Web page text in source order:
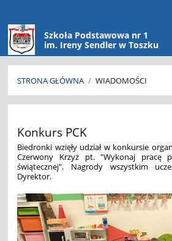
Szkoła Podstawowa nr 1
im. Ireny Sendler w Toszku
STRONA GŁÓWNA / WIADOMOŚCI
Konkurs PCK
Biedronki wzięły udział w konkursie
Czerwony Krzyż pt. "Wykonaj pracę
świątecznej". Nagrody wszystkim
Dyrektor.